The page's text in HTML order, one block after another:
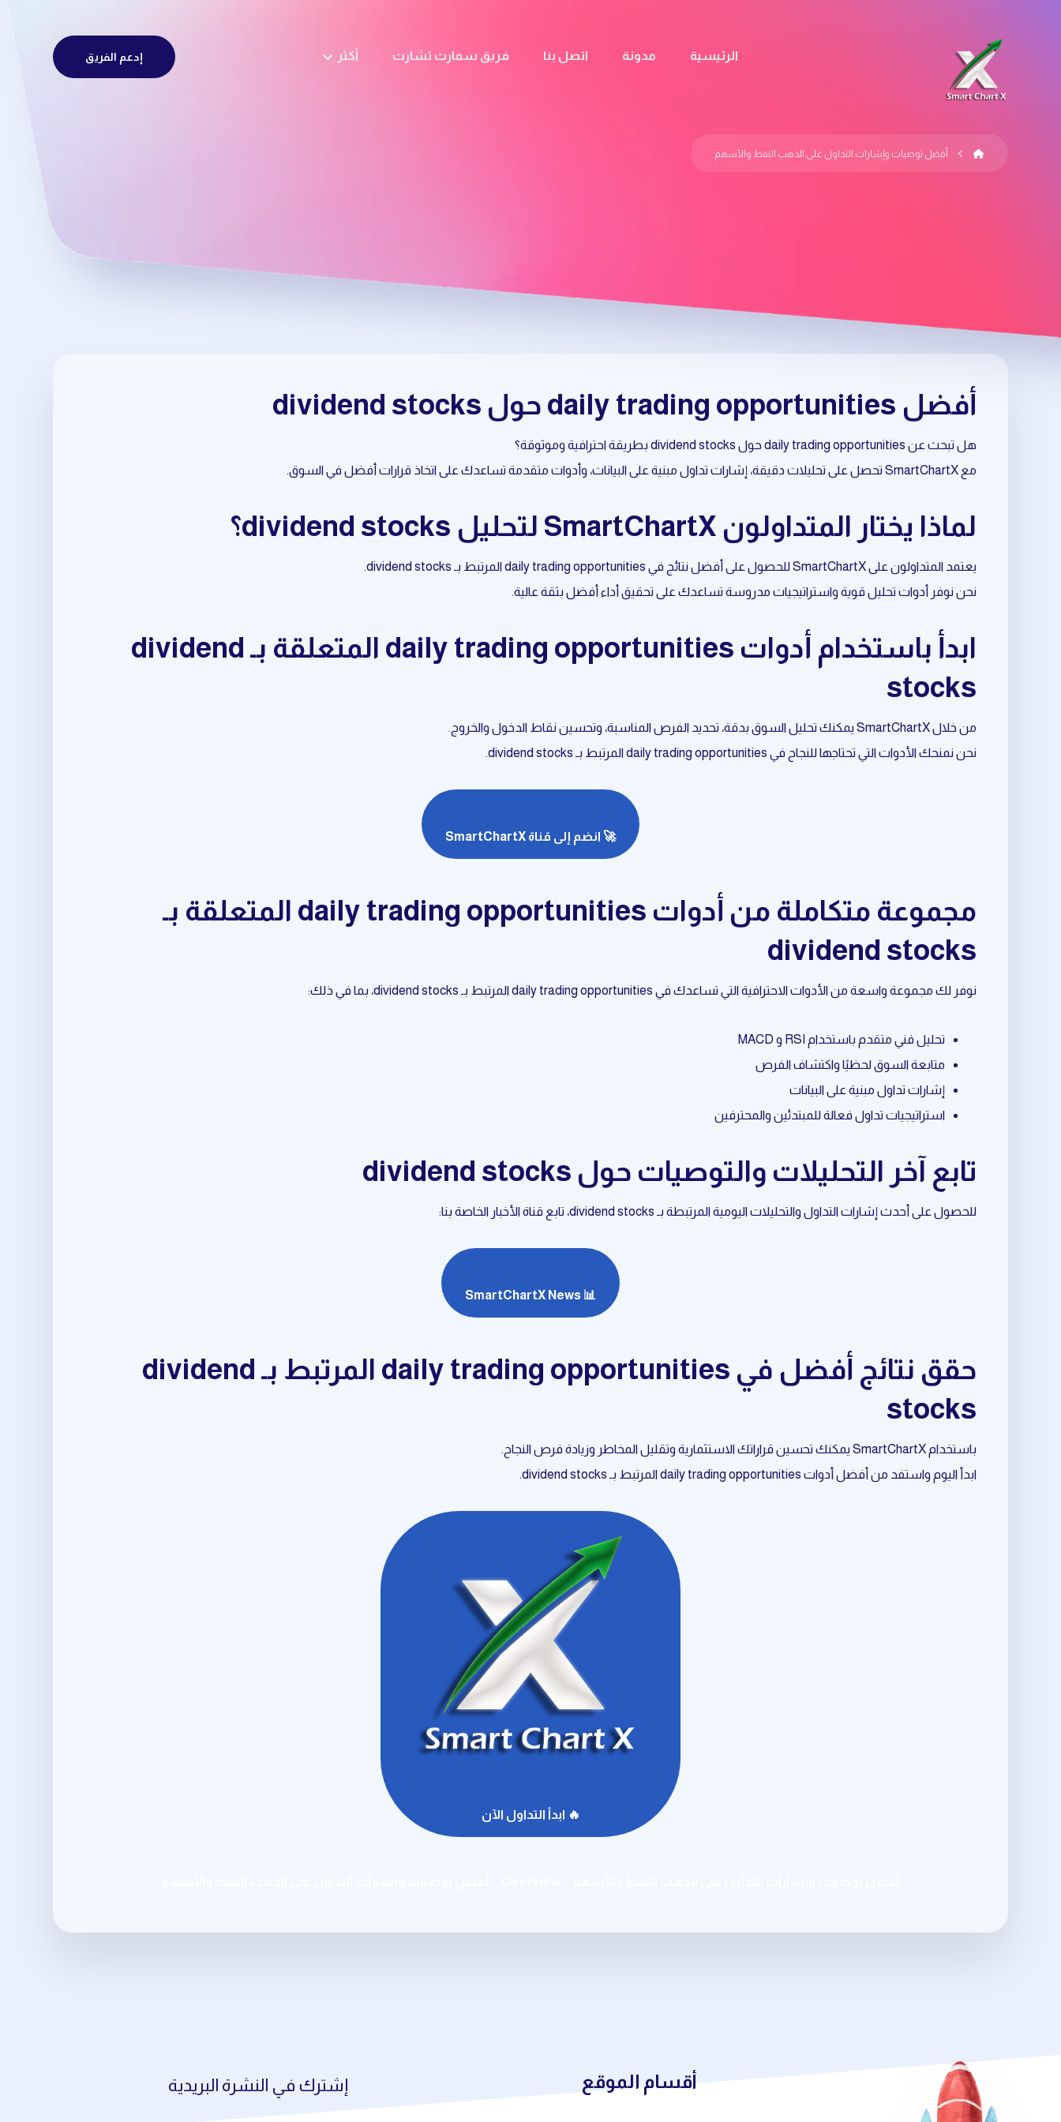
الرئيسية مدونة اتصل بنا فريق سمارت تشارت أكثر إدعم الفريق
أفضل توصيات وإشارات التداول على الذهب النفط والأسهم
أفضل daily trading opportunities حول dividend stocks
هل تبحث عن daily trading opportunities حول dividend stocks بطريقة احترافية وموثوقة؟
مع SmartChartX تحصل على تحليلات دقيقة، إشارات تداول مبنية على البيانات، وأدوات متقدمة تساعدك على اتخاذ قرارات أفضل في السوق.
لماذا يختار المتداولون SmartChartX لتحليل dividend stocks؟
يعتمد المتداولون على SmartChartX للحصول على أفضل نتائج في daily trading opportunities المرتبط بـ dividend stocks.
نحن نوفر أدوات تحليل قوية واستراتيجيات مدروسة تساعدك على تحقيق أداء أفضل بثقة عالية.
ابدأ باستخدام أدوات daily trading opportunities المتعلقة بـ dividend
stocks
من خلال SmartChartX يمكنك تحليل السوق بدقة، تحديد الفرص المناسبة، وتحسين نقاط الدخول والخروج.
نحن نمنحك الأدوات التي تحتاجها للنجاح في daily trading opportunities المرتبط بـ dividend stocks.
🚀 انضم إلى قناة SmartChartX
مجموعة متكاملة من أدوات daily trading opportunities المتعلقة بـ
dividend stocks
نوفر لك مجموعة واسعة من الأدوات الاحترافية التي تساعدك في daily trading opportunities المرتبط بـ dividend stocks، بما في ذلك:
تحليل فني متقدم باستخدام RSI و MACD
متابعة السوق لحظيًا واكتشاف الفرص
إشارات تداول مبنية على البيانات
استراتيجيات تداول فعالة للمبتدئين والمحترفين
تابع آخر التحليلات والتوصيات حول dividend stocks
للحصول على أحدث إشارات التداول والتحليلات اليومية المرتبطة بـ dividend stocks، تابع قناة الأخبار الخاصة بنا:
📊 SmartChartX News
حقق نتائج أفضل في daily trading opportunities المرتبط بـ dividend
stocks
باستخدام SmartChartX يمكنك تحسين قراراتك الاستثمارية وتقليل المخاطر وزيادة فرص النجاح.
ابدأ اليوم واستفد من أفضل أدوات daily trading opportunities المرتبط بـ dividend stocks.
🔥 ابدأ التداول الآن
أقسام الموقع إشترك في النشرة البريدية